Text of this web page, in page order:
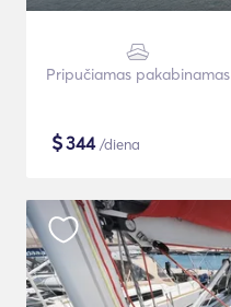
Pripučiamas pakabinamas
$344/diena